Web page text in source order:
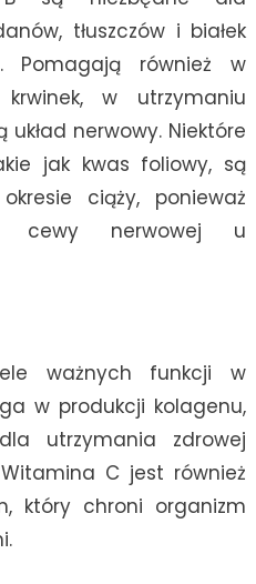
tłuszczów i białek
Pomagają również w
w utrzymaniu
nerwowy. Niektóre
jak kwas foliowy, są
ciąży, ponieważ
cewy nerwowej u
ważnych funkcji w
w produkcji kolagenu,
utrzymania zdrowej
C jest również
który chroni organizm